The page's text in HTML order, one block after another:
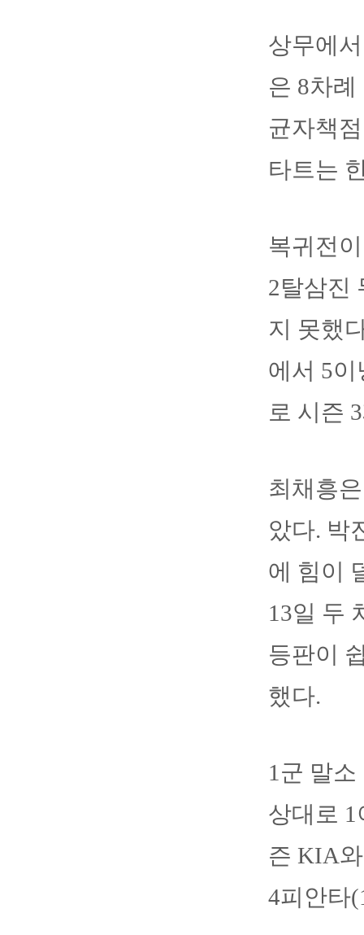
상무에
은 8차
균자책
타트는
복귀전
2탈삼진
지 못했
에서 5
로 시즌
최채흥
았다. 박
에 힘이
13일 두
등판이
했다.
1군 말
상대로
즌 KIA
4피안타